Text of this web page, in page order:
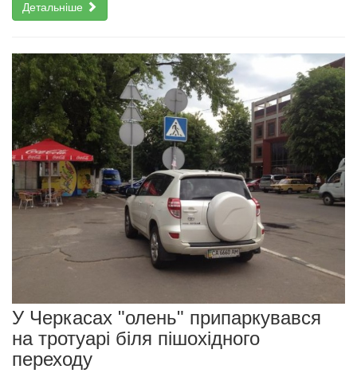
Детальніше
У Черкасах "олень" припаркувався
на тротуарі біля пішохідного
переходу